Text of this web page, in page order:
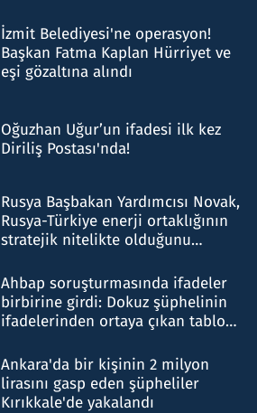
İzmit Belediyesi'ne operasyon!
Başkan Fatma Kaplan Hürriyet ve
eşi gözaltına alındı
Oğuzhan Uğur’un ifadesi ilk kez
Diriliş Postası'nda!
Rusya Başbakan Yardımcısı Novak,
Rusya-Türkiye enerji ortaklığının
stratejik nitelikte olduğunu
Ahbap soruşturmasında ifadeler
birbirine girdi: Dokuz şüphelinin
ifadelerinden ortaya çıkan tablo
Ankara'da bir kişinin 2 milyon
lirasını gasp eden şüpheliler
Kırıkkale'de yakalandı